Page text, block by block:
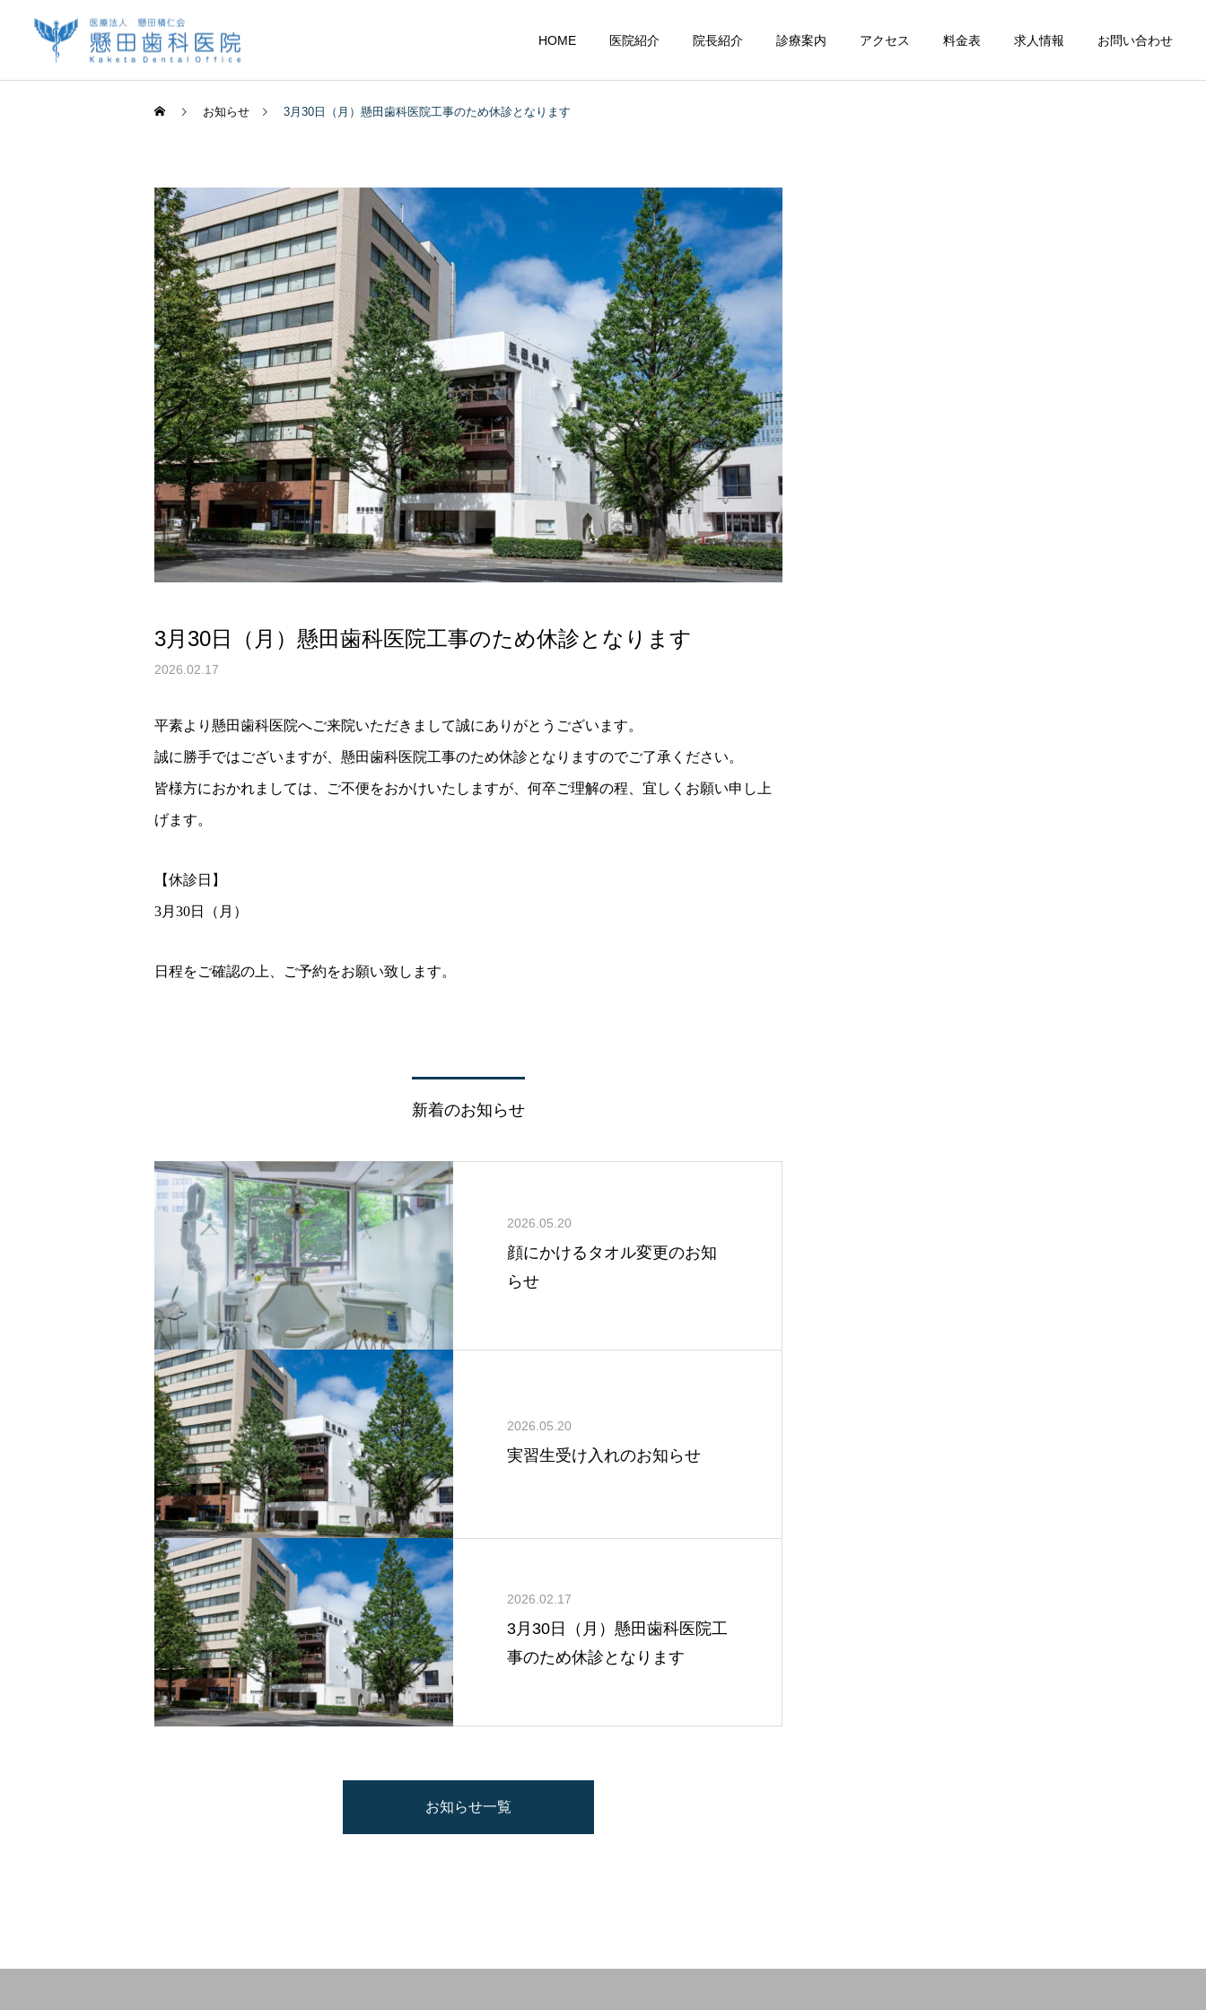
HOME 医院紹介 院長紹介 診療案内 アクセス 料金表 求人情報 お問い合わせ
お知らせ 3月30日（月）懸田歯科医院工事のため休診となります
3月30日（月）懸田歯科医院工事のため休診となります
2026.02.17
平素より懸田歯科医院へご来院いただきまして誠にありがとうございます。
誠に勝手ではございますが、懸田歯科医院工事のため休診となりますのでご了承ください。
皆様方におかれましては、ご不便をおかけいたしますが、何卒ご理解の程、宜しくお願い申し上
げます。
【休診日】
3月30日（月）
日程をご確認の上、ご予約をお願い致します。
新着のお知らせ
2026.05.20
顔にかけるタオル変更のお知
らせ
2026.05.20
実習生受け入れのお知らせ
2026.02.17
3月30日（月）懸田歯科医院工
事のため休診となります
お知らせ一覧